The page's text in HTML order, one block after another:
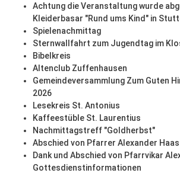
Achtung die Veranstaltung wurde
Kleiderbasar "Rund ums Kind" in
Spielenachmittag
Sternwallfahrt zum Jugendtag im
Bibelkreis
Altenclub Zuffenhausen
Gemeindeversammlung Zum Guten
2026
Lesekreis St. Antonius
Kaffeestüble St. Laurentius
Nachmittagstreff "Goldherbst"
Abschied von Pfarrer Alexander Haas
Dank und Abschied von Pfarrvikar
Gottesdienstinformationen